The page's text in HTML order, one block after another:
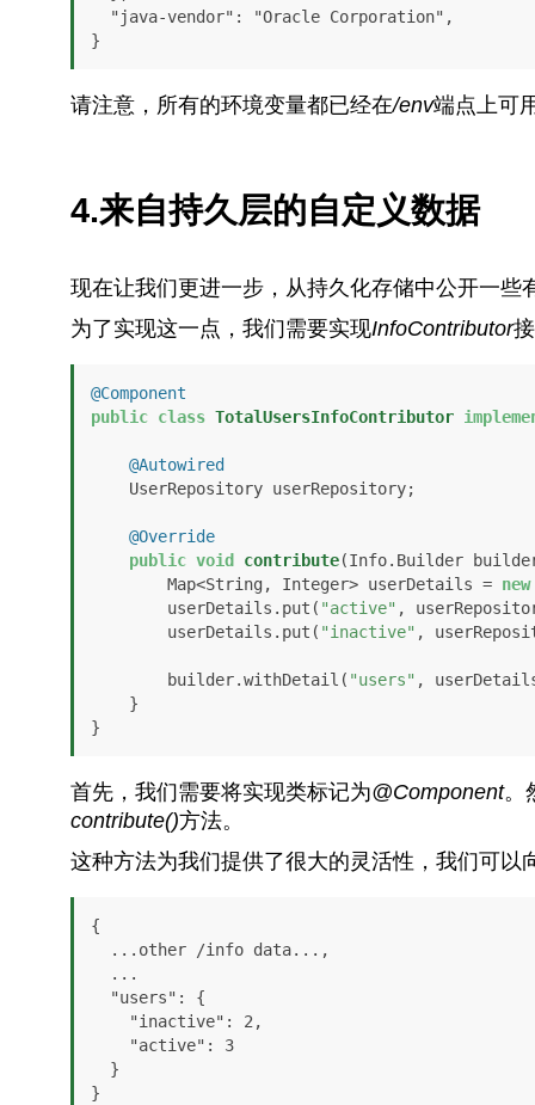
}
请注意，所有的环境变量都已经在/env端点上可
4.来自持久层的自定义数据
现在让我们更进一步，从持久化存储中公开一些
为了实现这一点，我们需要实现InfoContributor
@Component
public class TotalUsersInfoContributor
@Autowired
@Override
public void contribute(Info.Builder
        Map<String, Integer> userDetails =
new
        userDetails.put(
"active" ,
        userDetails.put(
"inactive" ,
        builder.withDetail(
"users" ,
}
首先，我们需要将实现类标记为@Component。
contribute()方法。
这种方法为我们提供了很大的灵活性，我们可以
{
}